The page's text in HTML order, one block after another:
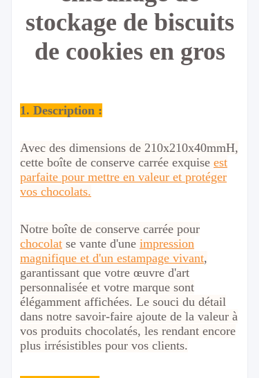
stockage de biscuits
de cookies en gros
1. Description :
Avec des dimensions de 210x210x40mmH,
cette boîte de conserve carrée exquise est
parfaite pour mettre en valeur et protéger
vos chocolats.
Notre boîte de conserve carrée pour
chocolat se vante d'une impression
magnifique et d'un estampage vivant,
garantissant que votre œuvre d'art
personnalisée et votre marque sont
élégamment affichées. Le souci du détail
dans notre savoir-faire ajoute de la valeur à
vos produits chocolatés, les rendant encore
plus irrésistibles pour vos clients.